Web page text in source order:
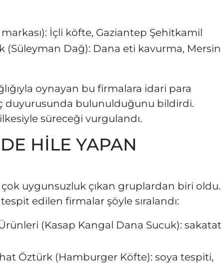
İçli köfte, Gaziantep Şehitkamil
(Süleyman Dağ): Dana eti kavurma, Mersin
oynayan bu firmalara idari para
duyurusunda bulunulduğunu bildirdi.
süreceği vurgulandı.
HİLE YAPAN
uygunsuzluk çıkan gruplardan biri oldu.
edilen firmalar şöyle sıralandı:
(Kasap Kangal Dana Sucuk): sakatat
Öztürk (Hamburger Köfte): soya tespiti,